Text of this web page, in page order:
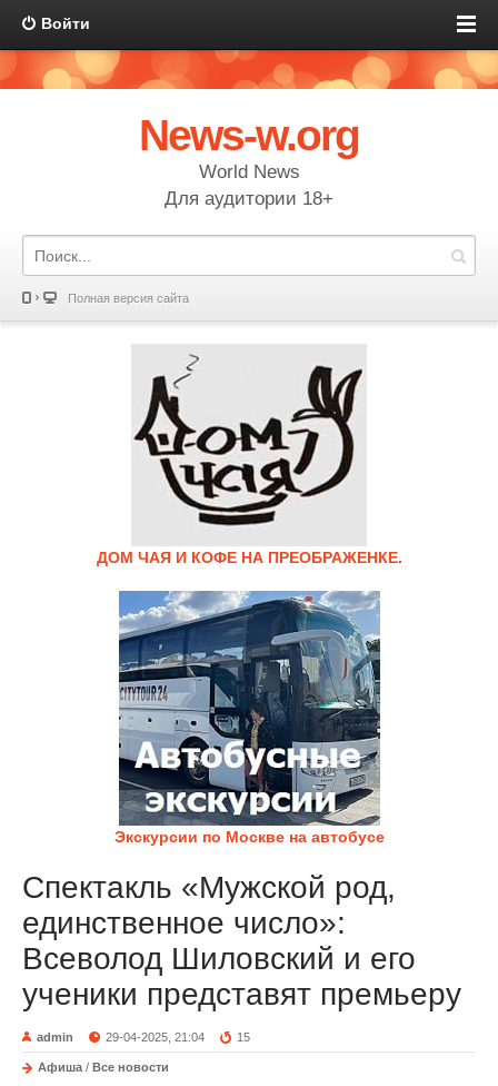
Войти
News-w.org
World News
Для аудитории 18+
Полная версия сайта
ДОМ ЧАЯ И КОФЕ НА ПРЕОБРАЖЕНКЕ.
Экскурсии по Москве на автобусе
Спектакль «Мужской род,
единственное число»:
Всеволод Шиловский и его
ученики представят премьеру
admin 29-04-2025, 21:04 15
Афиша / Все новости